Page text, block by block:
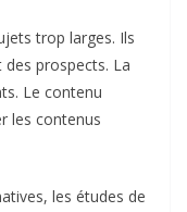
trop larges. Ils
prospects. La
Le contenu
les contenus
les études de